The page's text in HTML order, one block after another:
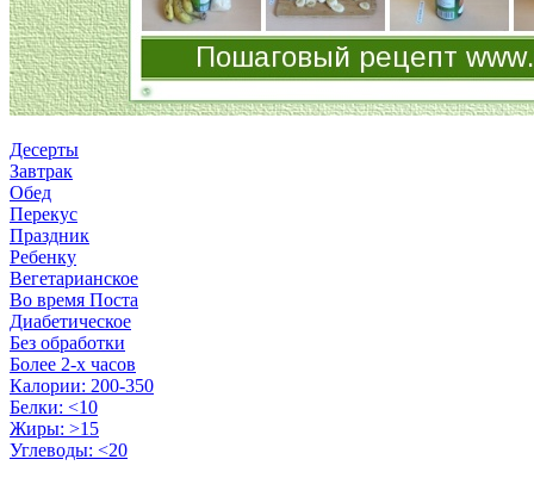
Десерты
Завтрак
Обед
Перекус
Праздник
Ребенку
Вегетарианское
Во время Поста
Диабетическое
Без обработки
Более 2-х часов
Калории: 200-350
Белки: <10
Жиры: >15
Углеводы: <20